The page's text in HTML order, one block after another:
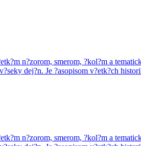
n?zorom, smerom, ?kol?m a
dej?n. Je ?asopisom v?etk?ch
n?zorom, smerom, ?kol?m a